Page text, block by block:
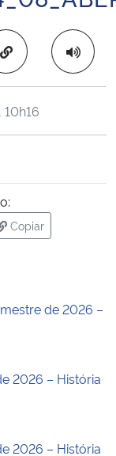
Copiar para área
Copiar
para área de
de 2026 –
2026 – História
2026 – História